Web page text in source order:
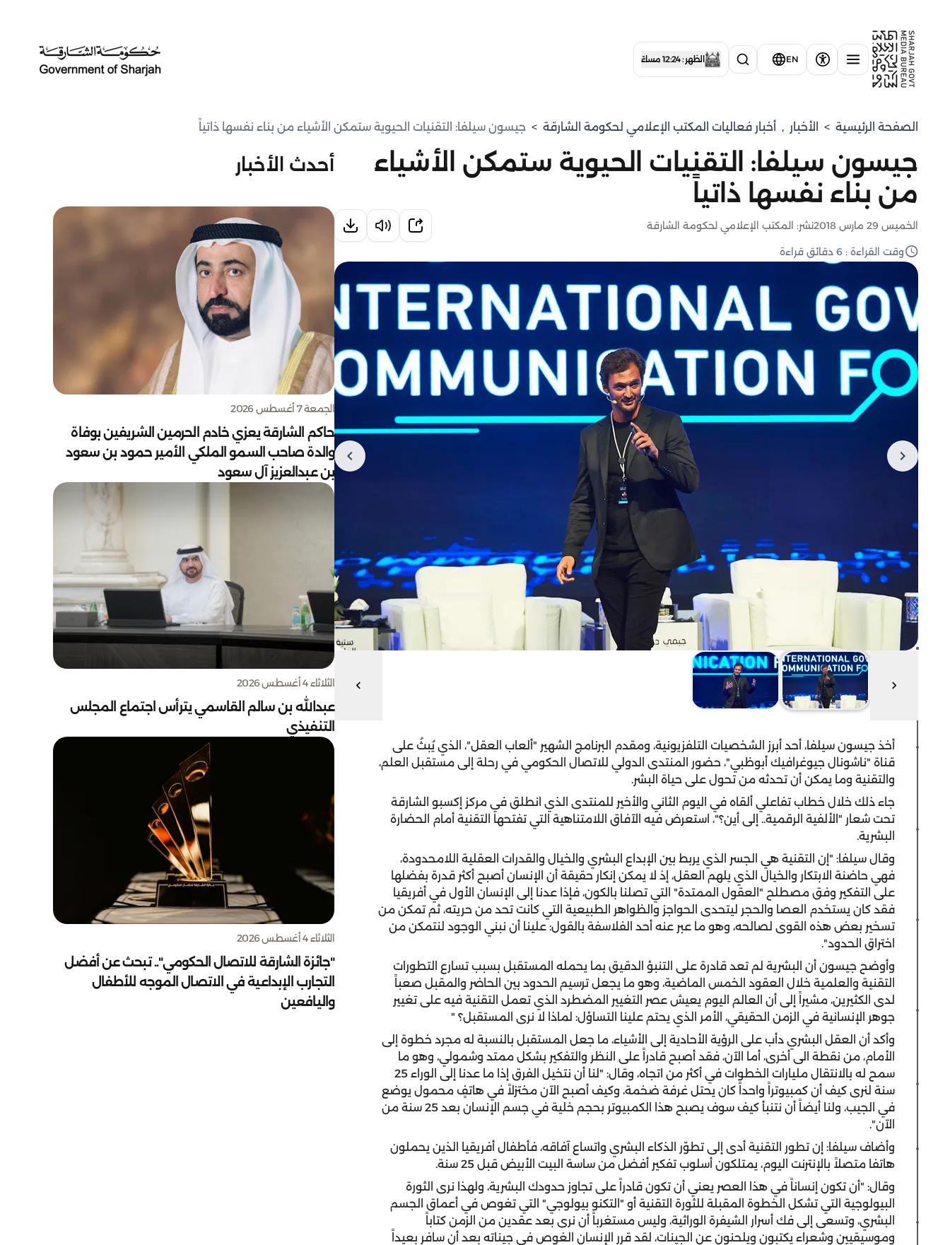
EN الظهر : 12:24 مساءً
الصفحة الرئيسية > الأخبار , أخبار فعاليات المكتب الإعلامي لحكومة الشارقة > جيسون سيلفا: التقنيات الحيوية ستمكن الأشياء من بناء نفسها ذاتياً
جيسون سيلفا: التقنيات الحيوية ستمكن الأشياء
من بناء نفسها ذاتياً
الخميس 29 مارس 2018 نشر: المكتب الإعلامي لحكومة الشارقة
وقت القراءة : 6 دقائق قراءة
أخذ جيسون سيلفا، أحد أبرز الشخصيات التلفزيونية، ومقدم البرنامج الشهير "ألعاب العقل"، الذي يُبثُ على
قناة "ناشونال جيوغرافيك أبوظبي"، حضور المنتدى الدولي للاتصال الحكومي في رحلة إلى مستقبل العلم،
والتقنية وما يمكن أن تحدثه من تحول على حياة البشر.
جاء ذلك خلال خطاب تفاعلي ألقاه في اليوم الثاني والأخير للمنتدى الذي انطلق في مركز إكسبو الشارقة
تحت شعار "الألفية الرقمية.. إلى أين؟"، استعرض فيه الآفاق اللامتناهية التي تفتحها التقنية أمام الحضارة
البشرية.
وقال سيلفا: "إن التقنية هي الجسر الذي يربط بين الإبداع البشري والخيال والقدرات العقلية اللامحدودة،
فهي حاضنة الابتكار والخيال الذي يلهم العقل، إذ لا يمكن إنكار حقيقة أن الإنسان أصبح أكثر قدرة بفضلها
على التفكير وفق مصطلح "العقول الممتدة" التي تصلنا بالكون، فإذا عدنا إلى الإنسان الأول في أفريقيا
فقد كان يستخدم العصا والحجر ليتحدى الحواجز والظواهر الطبيعية التي كانت تحد من حريته، ثم تمكن من
تسخير بعض هذه القوى لصالحه، وهو ما عبر عنه أحد الفلاسفة بالقول: علينا أن نبني الوجود لنتمكن من
اختراق الحدود".
وأوضح جيسون أن البشرية لم تعد قادرة على التنبؤ الدقيق بما يحمله المستقبل بسبب تسارع التطورات
التقنية والعلمية خلال العقود الخمس الماضية، وهو ما يجعل ترسيم الحدود بين الحاضر والمقبل صعباً
لدى الكثيرين، مشيراً إلى أن العالم اليوم يعيش عصر التغيير المضطرد الذي تعمل التقنية فيه على تغيير
جوهر الإنسانية في الزمن الحقيقي، الأمر الذي يحتم علينا التساؤل: لماذا لا نرى المستقبل؟ "
وأكد أن العقل البشري دأب على الرؤية الأحادية إلى الأشياء، ما جعل المستقبل بالنسبة له مجرد خطوة إلى
الأمام، من نقطة الى أخرى، أما الآن، فقد أصبح قادراً على النظر والتفكير بشكل ممتد وشمولي، وهو ما
سمح له بالانتقال مليارات الخطوات في أكثر من اتجاه، وقال: "لنا أن نتخيل الفرق إذا ما عدنا إلى الوراء 25
سنة لنرى كيف أن كمبيوتراً واحداً كان يحتل غرفة ضخمة، وكيف أصبح الآن مختزلاً في هاتفٍ محمول يوضع
في الجيب، ولنا أيضاً أن نتنبأ كيف سوف يصبح هذا الكمبيوتر بحجم خلية في جسم الإنسان بعد 25 سنة من
الآن".
وأضاف سيلفا: إن تطور التقنية أدى إلى تطوّر الذكاء البشري واتساع آفاقه، فأطفال أفريقيا الذين يحملون
هاتفا متصلاً بالإنترنت اليوم، يمتلكون أسلوب تفكير أفضل من ساسة البيت الأبيض قبل 25 سنة.
وقال: "أن تكون إنساناً في هذا العصر يعني أن تكون قادراً على تجاوز حدودك البشرية، ولهذا نرى الثورة
البيولوجية التي تشكل الخطوة المقبلة للثورة التقنية أو "التكنو بيولوجي" التي تغوص في أعماق الجسم
البشري، وتسعى إلى فك أسرار الشيفرة الوراثية، وليس مستغرباً أن نرى بعد عقدين من الزمن كتاباً
وموسيقيين وشعراء يكتبون ويلحنون عن الجينات، لقد قرر الإنسان الغوص في جيناته بعد أن سافر بعيداً
أحدث الأخبار
الجمعة 7 أغسطس 2026
حاكم الشارقة يعزي خادم الحرمين الشريفين بوفاة
والدة صاحب السمو الملكي الأمير حمود بن سعود
بن عبدالعزيز آل سعود
الثلاثاء 4 أغسطس 2026
عبدالله بن سالم القاسمي يترأس اجتماع المجلس
التنفيذي
الثلاثاء 4 أغسطس 2026
"جائزة الشارقة للاتصال الحكومي".. تبحث عن أفضل
التجارب الإبداعية في الاتصال الموجه للأطفال
واليافعين